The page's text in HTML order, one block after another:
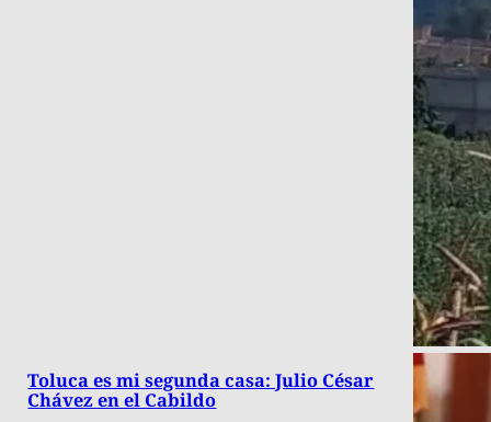
Toluca es mi segunda casa: Julio César
Chávez en el Cabildo